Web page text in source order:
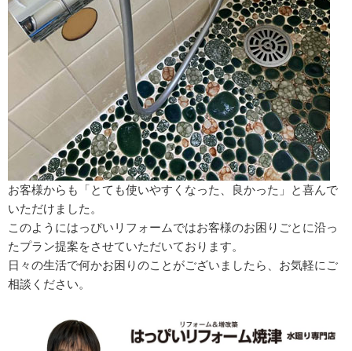
お客様からも「とても使いやすくなった、良かった」と喜んで
いただけました。
このようにはっぴいリフォームではお客様のお困りごとに沿っ
たプラン提案をさせていただいております。
日々の生活で何かお困りのことがございましたら、お気軽にご
相談ください。